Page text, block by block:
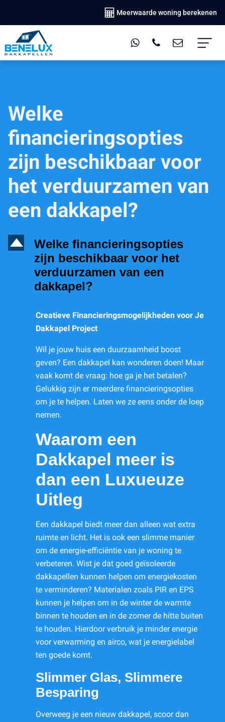
Meerwaarde woning berekenen
Welke
financieringsopties
zijn beschikbaar voor
het verduurzamen van
een dakkapel?
D
Welke financieringsopties
zijn beschikbaar voor het
verduurzamen van een
dakkapel?
Creatieve Financieringsmogelijkheden voor Je
Dakkapel Project
Wil je jouw huis een duurzaamheid boost
geven? Een dakkapel kan wonderen doen! Maar
vaak komt de vraag: hoe ga je het betalen?
Gelukkig zijn er meerdere financieringsopties
om je te helpen. Laten we ze eens onder de loep
nemen.
Waarom een
Dakkapel meer is
dan een Luxueuze
Uitleg
Een dakkapel biedt meer dan alleen wat extra
ruimte en licht. Het is ook een slimme manier
om de energie-efficiëntie van je woning te
verbeteren. Wist je dat goed geïsoleerde
dakkapellen kunnen helpen om energiekosten
te verminderen? Materialen zoals PIR en EPS
kunnen je helpen om in de winter de warmte
binnen te houden en in de zomer de hitte buiten
te houden. Hierdoor verbruik je minder energie
voor verwarming en airco, wat je energielabel
ten goede komt.
Slimmer Glas, Slimmere
Besparing
Overweeg je een nieuw dakkapel, scoor dan